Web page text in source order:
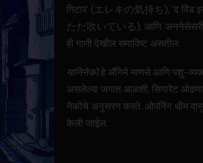
गिटार' (エレキの気持ち), 'द विंड
ただ吹いている), आणि
ही गाणी देखील समाविष्ट असतील.
यानिनेकोहे अ‍ॅनिमे माणसे आणि पशु-
असलेल्या जगात आळशी, सिगारेट
नेकोचे अनुसरण करते. ओपनिंग थीम
केली जाईल.